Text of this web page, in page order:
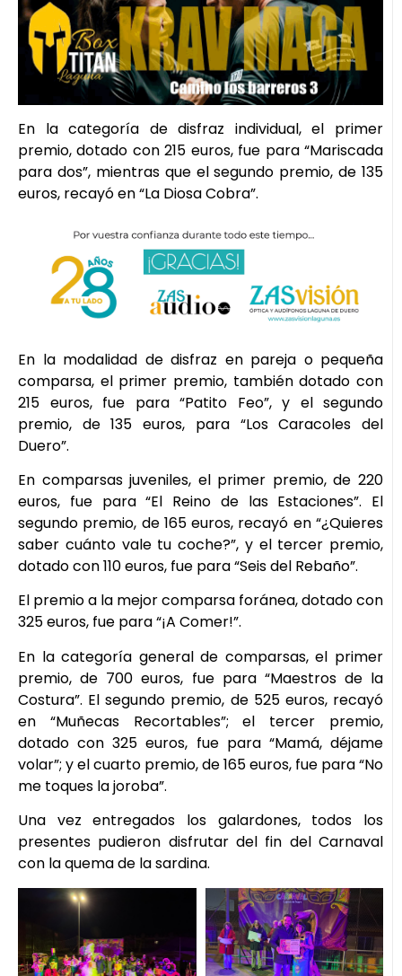
En la categoría de disfraz individual, el primer
premio, dotado con 215 euros, fue para “Mariscada
para dos”, mientras que el segundo premio, de 135
euros, recayó en “La Diosa Cobra”.
En la modalidad de disfraz en pareja o pequeña
comparsa, el primer premio, también dotado con
215 euros, fue para “Patito Feo”, y el segundo
premio, de 135 euros, para “Los Caracoles del
Duero”.
En comparsas juveniles, el primer premio, de 220
euros, fue para “El Reino de las Estaciones”. El
segundo premio, de 165 euros, recayó en “¿Quieres
saber cuánto vale tu coche?”, y el tercer premio,
dotado con 110 euros, fue para “Seis del Rebaño”.
El premio a la mejor comparsa foránea, dotado con
325 euros, fue para “¡A Comer!”.
En la categoría general de comparsas, el primer
premio, de 700 euros, fue para “Maestros de la
Costura”. El segundo premio, de 525 euros, recayó
en “Muñecas Recortables”; el tercer premio,
dotado con 325 euros, fue para “Mamá, déjame
volar”; y el cuarto premio, de 165 euros, fue para “No
me toques la joroba”.
Una vez entregados los galardones, todos los
presentes pudieron disfrutar del fin del Carnaval
con la quema de la sardina.